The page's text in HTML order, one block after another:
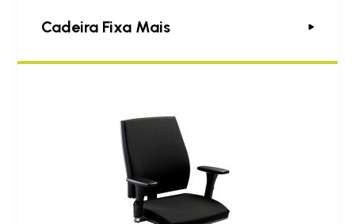
Cadeira Fixa Mais